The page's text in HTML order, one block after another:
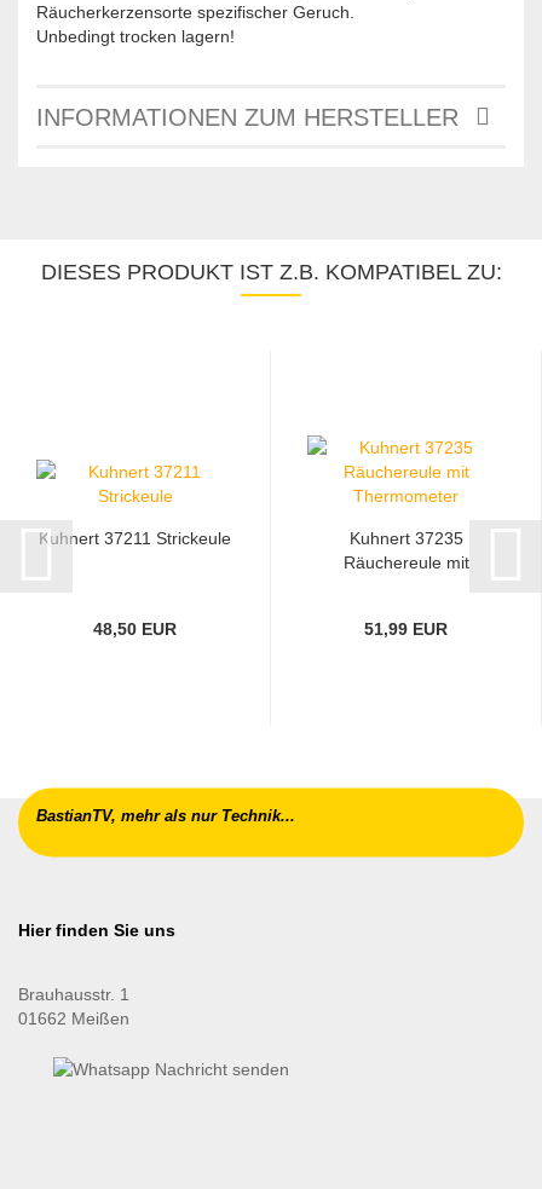
Räucherkerzensorte spezifischer Geruch.
Unbedingt trocken lagern!
INFORMATIONEN ZUM HERSTELLER
DIESES PRODUKT IST Z.B. KOMPATIBEL ZU:
Kuhnert 37211 Strickeule
48,50 EUR
Kuhnert 37235
Räuchereule mit
51,99 EUR
BastianTV, mehr als nur Technik...
Hier finden Sie uns
Brauhausstr. 1
01662 Meißen